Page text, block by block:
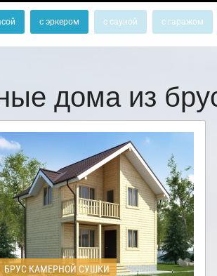
с эркером с сауной с гаражом
дома из
БРУС КАМЕРНОЙ СУШКИ